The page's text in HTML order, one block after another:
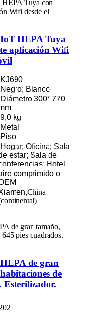
HEPA Tuya
aplicación Wifi
KJ690
Negro; Blanco
Diámetro 300* 770
9,0 kg
Metal
Piso
Hogar; Oficina; Sala
estar; Sala de
Hotel
comprimido o
China
de gran
de
Esterilizador.